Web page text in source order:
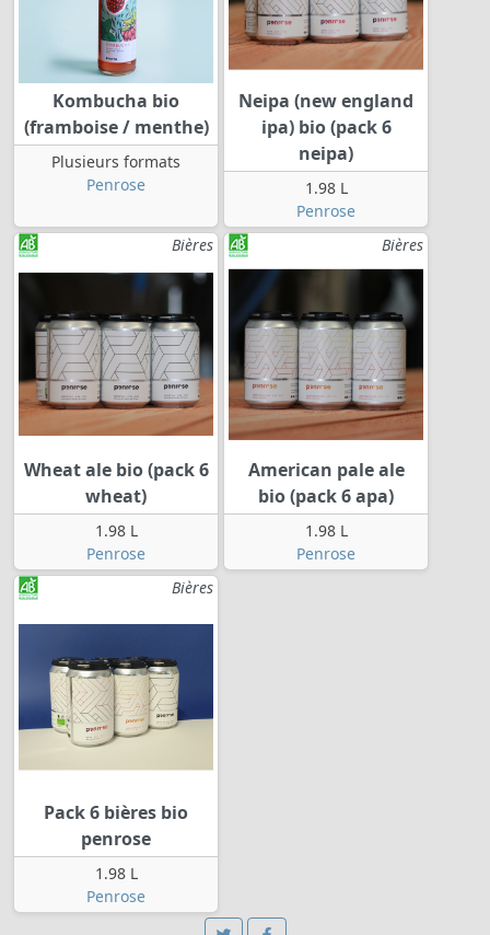
Kombucha bio
(framboise / menthe)
Plusieurs formats
Penrose
Neipa (new england
ipa) bio (pack 6
neipa)
1.98 L
Penrose
Bières
Wheat ale bio (pack 6
wheat)
1.98 L
Penrose
Bières
American pale ale
bio (pack 6 apa)
1.98 L
Penrose
Bières
Pack 6 bières bio
penrose
1.98 L
Penrose